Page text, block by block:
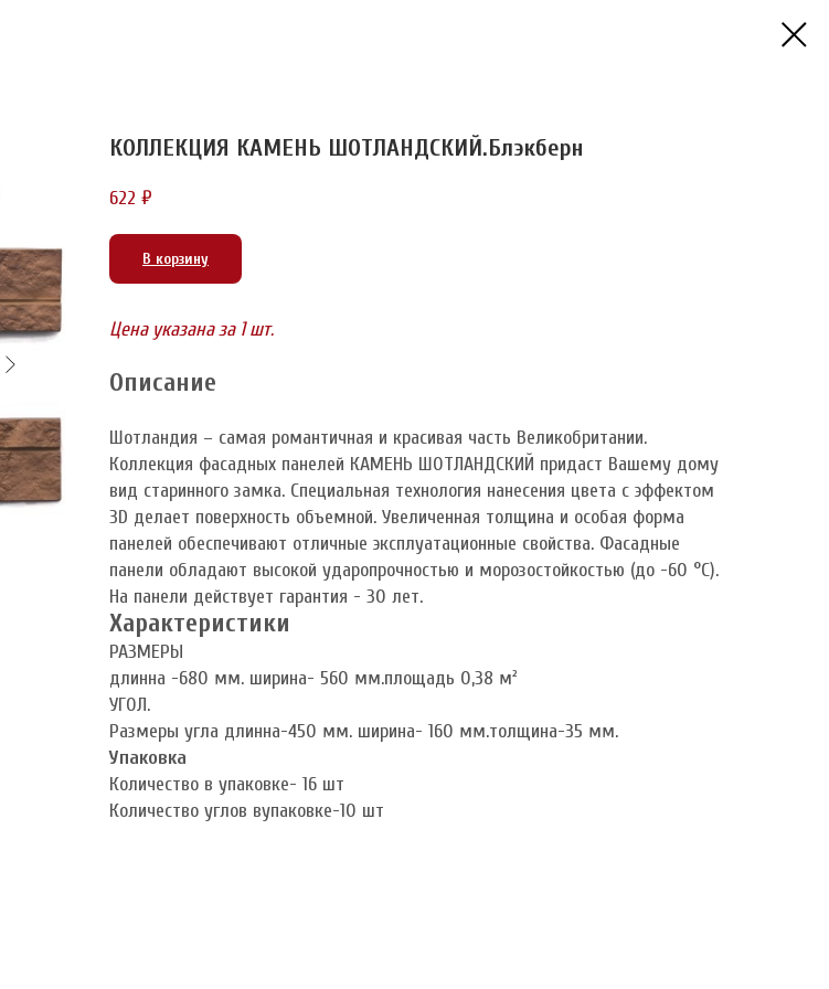
КОЛЛЕКЦИЯ КАМЕНЬ ШОТЛАНДСКИЙ.Блэкберн
622 ₽
В корзину
Цена указана за 1 шт.
Описание
Шотландия – самая романтичная и красивая часть Великобритании.
Коллекция фасадных панелей КАМЕНЬ ШОТЛАНДСКИЙ придаст Вашему дому
вид старинного замка. Специальная технология нанесения цвета с эффектом
3D делает поверхность объемной. Увеличенная толщина и особая форма
панелей обеспечивают отличные эксплуатационные свойства. Фасадные
панели обладают высокой ударопрочностью и морозостойкостью (до -60 °C).
На панели действует гарантия - 30 лет.
Характеристики
РАЗМЕРЫ
длинна -680 мм. ширина- 560 мм.площадь 0,38 м²
УГОЛ.
Размеры угла длинна-450 мм. ширина- 160 мм.толщина-35 мм.
Упаковка
Количество в упаковке- 16 шт
Количество углов вупаковке-10 шт